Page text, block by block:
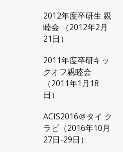
2012年度卒研生 親
睦会 （2012年2月
21日）
2011年度卒研キッ
クオフ親睦会
（2011年1月18
日）
ACIS2016＠タイ ク
ラビ（2016年10月
27日-29日）